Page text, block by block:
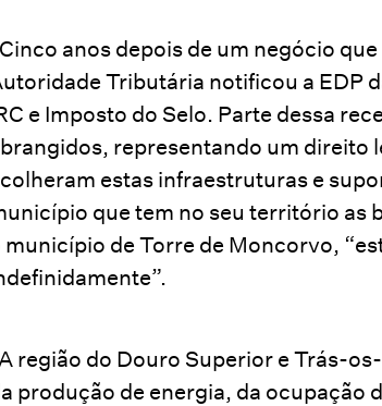
anos depois de um negócio
Tributária notificou a EDP
e Imposto do Selo. Parte dessa
representando um direito
estas infraestruturas e
que tem no seu território as
município de Torre de Moncorvo,
região do Douro Superior e Trás-
produção de energia, da